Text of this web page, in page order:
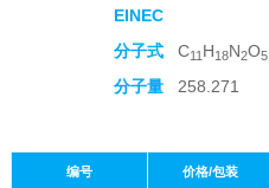
EINEC
分子式
C11 H18N2O5
分子量 258.271
编号 价格/包装